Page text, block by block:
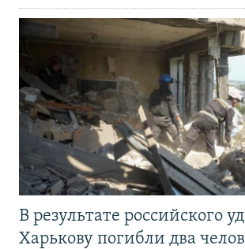
В результате российского
Харькову погибли два